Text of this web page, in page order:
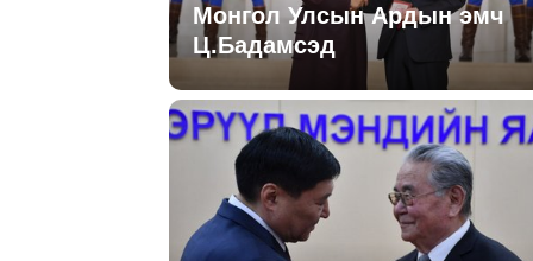
Монгол Улсын Ардын эмч
Ц.Бадамсэд